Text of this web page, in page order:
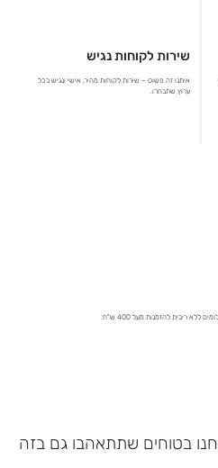
שירות לקוחות נגיש
איתנו זה פשוט – שירות לקוחות מהיר, אישי ונגיש בכל
ערוץ שתבחרו.